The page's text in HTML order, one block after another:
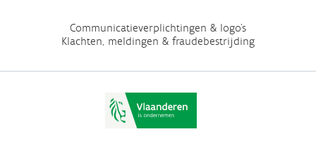
Communicatieverplichtingen & logo's
Klachten, meldingen & fraudebestrijding